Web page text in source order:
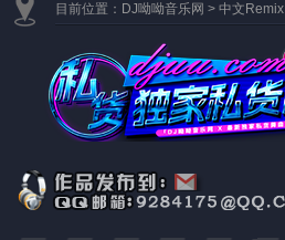
目前位置： DJ呦呦音乐网 > 中文Remix